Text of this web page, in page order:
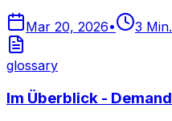
Mar 20, 2026• 3
glossary
Im Überblick -